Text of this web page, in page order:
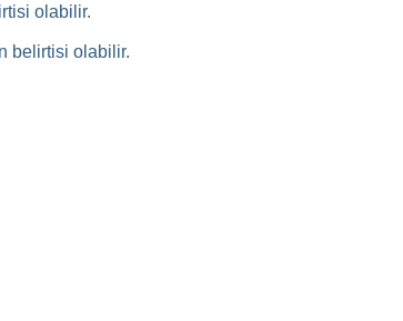
olabilir.
belirtisi olabilir.